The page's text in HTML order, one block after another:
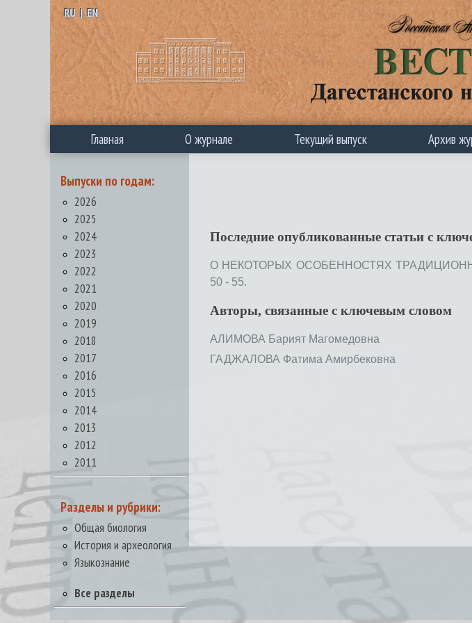
RU | EN
Главная О журнале Текущий выпуск Архив
Выпуски по годам:
2026
2025
2024
2023
2022
2021
2020
2019
2018
2017
2016
2015
2014
2013
2012
2011
Разделы и рубрики:
Общая биология
История и археология
Языкознание
Все разделы
Последние опубликованные статьи c
О НЕКОТОРЫХ ОСОБЕННОСТЯХ
50 - 55.
Авторы, связанные с ключевым словом
АЛИМОВА Барият Магомедовна
ГАДЖАЛОВА Фатима Амирбековна